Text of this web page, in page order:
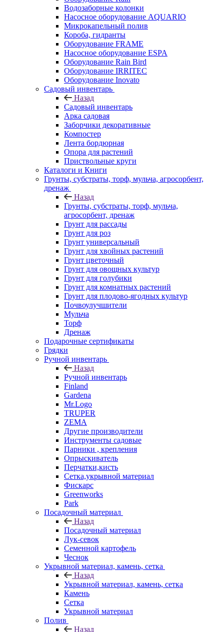
Водозаборные колонки
Насосное оборудование AQUARIO
Микрокапельный полив
Короба, гидранты
Оборудование FRAME
Насосное оборудование ESPA
Оборудование Rain Bird
Оборудование IRRITEC
Оборудование Inovato
Садовый инвентарь
Назад
Садовый инвентарь
Арка садовая
Заборчики декоративные
Компостер
Лента бордюрная
Опора для растений
Приствольные круги
Каталоги и Книги
Грунты, субстраты, торф, мульча, агросорбент,
дренаж
Назад
Грунты, субстраты, торф, мульча,
агросорбент, дренаж
Грунт для рассады
Грунт для роз
Грунт универсальный
Грунт для хвойных растений
Грунт цветочный
Грунт для овощных культур
Грунт для голубики
Грунт для комнатных растений
Грунт для плодово-ягодных культур
Почвоулучшители
Мульча
Торф
Дренаж
Подарочные сертификаты
Грядки
Ручной инвентарь
Назад
Ручной инвентарь
Finland
Gardena
Mr.Logo
TRUPER
ZEMA
Другие производители
Инструменты садовые
Парники , крепления
Опрыскиватель
Перчатки,кисть
Сетка,укрывной материал
Фискарс
Greenworks
Park
Посадочный материал
Назад
Посадочный материал
Лук-севок
Семенной картофель
Чеснок
Укрывной материал, камень, сетка
Назад
Укрывной материал, камень, сетка
Камень
Сетка
Укрывной материал
Полив
Назад